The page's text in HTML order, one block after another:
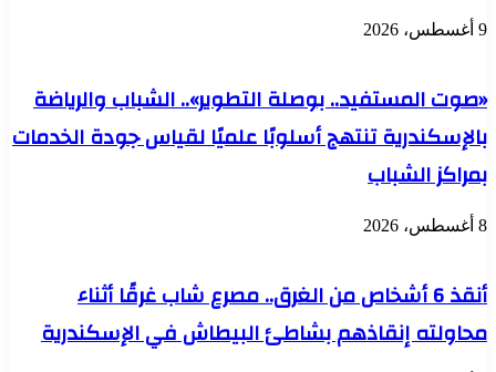
9 أغسطس، 2026
«صوت المستفيد.. بوصلة التطوير».. الشباب والرياضة
بالإسكندرية تنتهج أسلوبًا علميًا لقياس جودة الخدمات
بمراكز الشباب
8 أغسطس، 2026
أنقذ 6 أشخاص من الغرق.. مصرع شاب غرقًا أثناء
محاولته إنقاذهم بشاطئ البيطاش في الإسكندرية